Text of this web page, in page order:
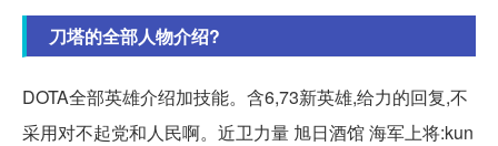
刀塔的全部人物介绍?
DOTA全部英雄介绍加技能。含6,73新英雄,给力的回复,不
采用对不起党和人民啊。近卫力量 旭日酒馆 海军上将:kun